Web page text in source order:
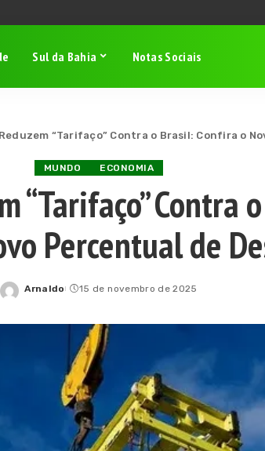
Sul da Bahia Notas Sociais
Reduzem “Tarifaço” Contra o Brasil: Confira o
MUNDO ECONOMIA
“Tarifaço” Contra
Percentual de
Posted
Arnaldo 15 de novembro de 2025